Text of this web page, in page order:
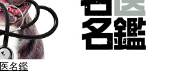
名鑑